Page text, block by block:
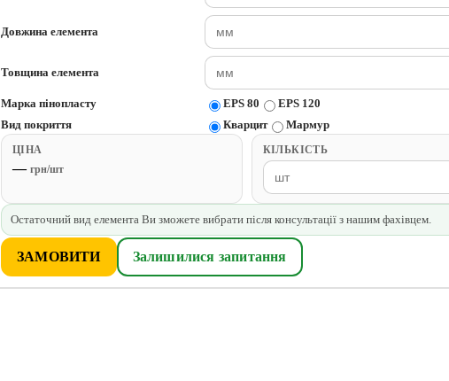
Довжина елемента
Товщина елемента
Марка пінопласту EPS 80
EPS 120
Вид покриття
Кварцит Мармур
ЦІНА
— грн/шт
КІЛЬКІСТЬ
Остаточний вид елемента Ви зможете вибрати після консультації з нашим фахівцем.
ЗАМОВИТИ Залишилися запитання